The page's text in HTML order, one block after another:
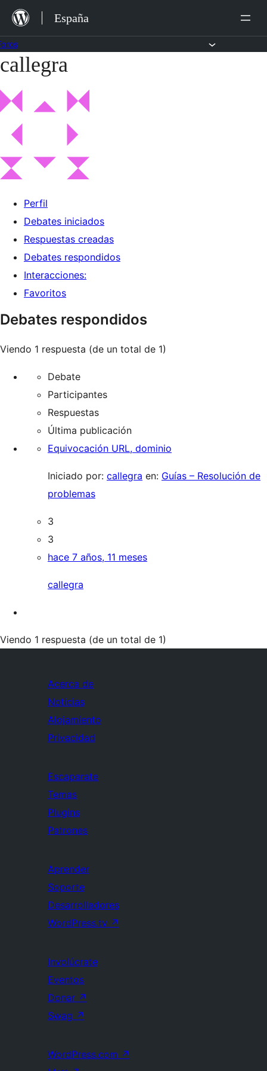
Saltar
contenido
España
Saltar
contenido
callegra
Perfil
Debates iniciados
Respuestas creadas
Debates respondidos
Interacciones:
Favoritos
Debates respondidos
Viendo 1 respuesta (de un total de 1)
Debate
Participantes
Respuestas
Última publicación
Equivocación URL, dominio
Iniciado por: callegra en: Guías – Resolución de
problemas
3
3
hace 7 años, 11 meses
callegra
Viendo 1 respuesta (de un total de 1)
Acerca de
Noticias
Alojamiento
Privacidad
Escaparate
Temas
Plugins
Patrones
Aprender
Soporte
Desarrolladores
WordPress.tv ↗
Involúcrate
Eventos
Donar ↗
Swag ↗
WordPress.com ↗